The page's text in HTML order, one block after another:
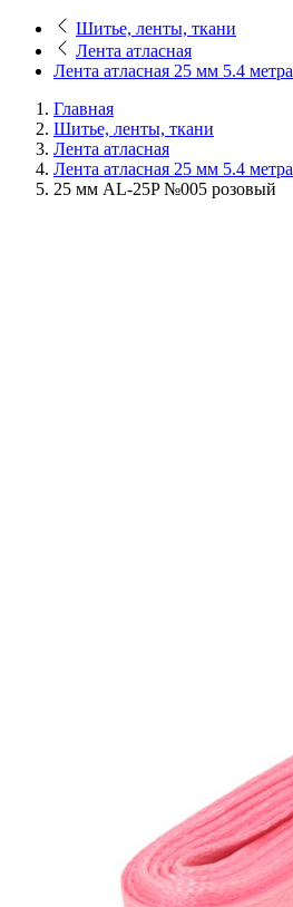
Шитье, ленты, ткани
Лента атласная
Лента атласная 25 мм 5.4 метра
Главная
Шитье, ленты, ткани
Лента атласная
Лента атласная 25 мм 5.4 метра
25 мм AL-25P №005 розовый